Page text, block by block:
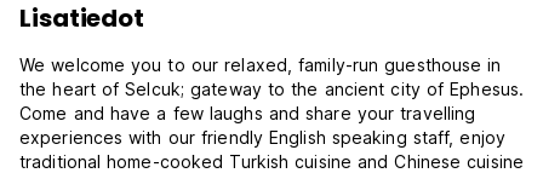
Lisatiedot
We welcome you to our relaxed, family-run guesthouse in
the heart of Selcuk; gateway to the ancient city of Ephesus.
Come and have a few laughs and share your travelling
experiences with our friendly English speaking staff, enjoy
traditional home-cooked Turkish cuisine and Chinese cuisine